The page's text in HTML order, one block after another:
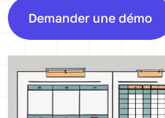
Demander une démo